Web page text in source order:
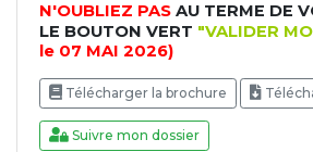
N'OUBLIEZ PAS AU TERME DE
LE BOUTON VERT "VALIDER
le 07 MAI 2026)
Télécharger la brochure
Suivre mon dossier